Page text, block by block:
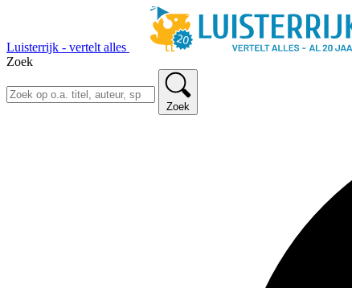
Luisterrijk - vertelt alles
Zoek
Zoek